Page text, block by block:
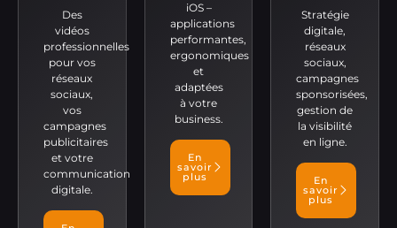
Des
vidéos
professionnelles
pour vos
réseaux
sociaux,
vos
campagnes
publicitaires
et votre
communication
digitale.
iOS –
applications
performantes,
ergonomiques
et
adaptées
à votre
business.
En
savoir
plus
Stratégie
digitale,
réseaux
sociaux,
campagnes
sponsorisées,
gestion de
la visibilité
en ligne.
En
savoir
plus